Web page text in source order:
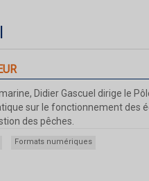
Didier Gascuel dirige le
sur le fonctionnement des
des pêches.
Formats numériques